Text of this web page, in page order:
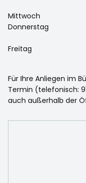
Mittwoch
Donnerstag
Freitag
Für Ihre Anliegen im
Termin (telefonisch:
auch außerhalb der